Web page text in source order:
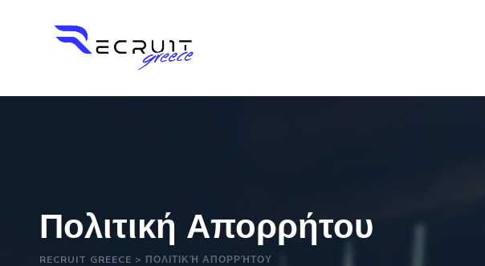
Πολιτική Απορρήτου
RECRUIT GREECE > ΠΟΛΙΤΙΚΉ ΑΠΟΡΡΉΤΟΥ